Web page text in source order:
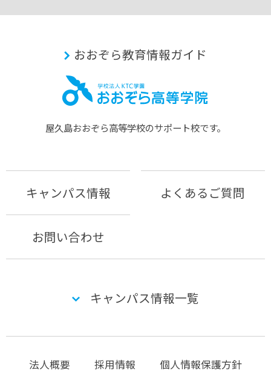
おおぞら教育情報ガイド
屋久島おおぞら⾼等学校のサポート校です。
キャンパス情報 よくあるご質問
お問い合わせ
キャンパス情報一覧
法人概要 採用情報 個人情報保護方針